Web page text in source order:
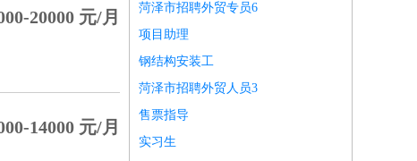
20000 元/月
14000 元/月
菏泽市招聘外贸专员6
项目助理
钢结构安装工
菏泽市招聘外贸人员3
售票指导
实习生